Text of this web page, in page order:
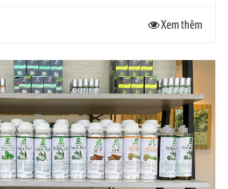
Xem thêm